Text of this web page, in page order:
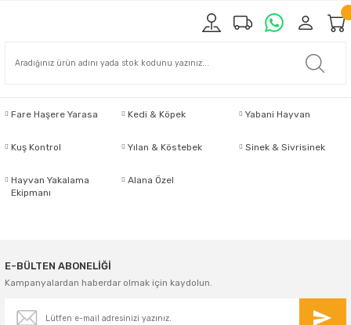
Fare Haşere Yarasa Kedi & Köpek Yabani Hayvan
Kuş Kontrol Yılan & Köstebek Sinek & Sivrisinek
Hayvan Yakalama
Ekipmanı
Alana Özel
E-BÜLTEN ABONELİĞİ
Kampanyalardan haberdar olmak için kaydolun.